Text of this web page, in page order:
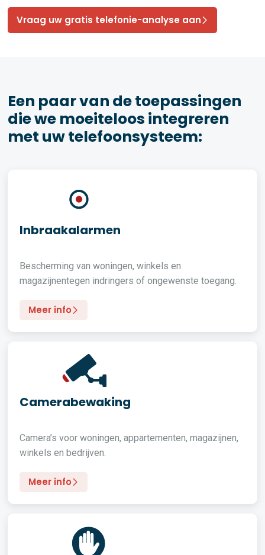
Vraag uw gratis telefonie-analyse aan
Een paar van de toepassingen
die we moeiteloos integreren
met uw telefoonsysteem:
Inbraakalarmen
Bescherming van woningen, winkels en
magazijnentegen indringers of ongewenste toegang.
Meer info
Camerabewaking
Camera’s voor woningen, appartementen, magazijnen,
winkels en bedrijven.
Meer info